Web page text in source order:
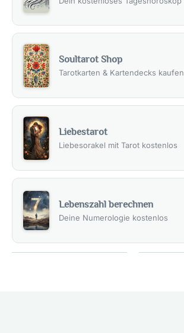
Soultarot Shop
Tarotkarten & Kartendecks kaufen
Liebestarot
Liebesorakel mit Tarot kostenlos
Lebenszahl berechnen
Deine Numerologie kostenlos